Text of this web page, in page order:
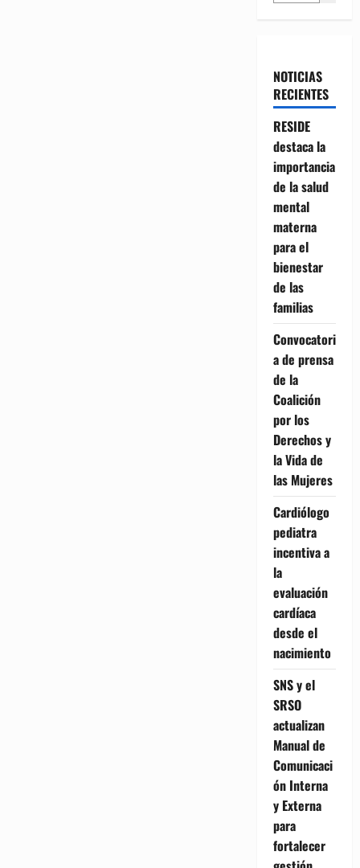
NOTICIAS
RECIENTES
RESIDE
destaca la
importancia
de la salud
mental
materna
para el
bienestar
de las
familias
Convocatori
a de prensa
de la
Coalición
por los
Derechos y
la Vida de
las Mujeres
Cardiólogo
pediatra
incentiva a
la
evaluación
cardíaca
desde el
nacimiento
SNS y el
SRSO
actualizan
Manual de
Comunicaci
ón Interna
y Externa
para
fortalecer